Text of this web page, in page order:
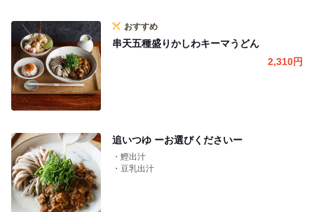
おすすめ
串天五種盛りかしわキーマうどん
2,310円
追いつゆ ーお選びくださいー
・鰹出汁
・豆乳出汁